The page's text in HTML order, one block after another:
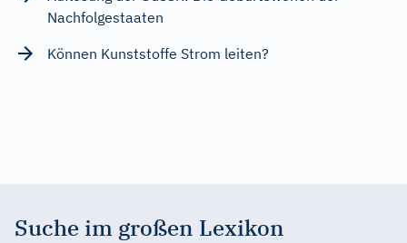
Nachfolgestaaten
Können Kunststoffe Strom leiten?
Suche im großen Lexikon